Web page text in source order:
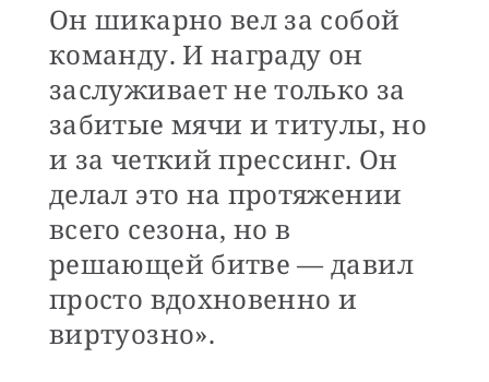
Он шикарно вел за собой
команду. И награду он
заслуживает не только за
забитые мячи и титулы, но
и за четкий прессинг. Он
делал это на протяжении
всего сезона, но в
решающей битве — давил
просто вдохновенно и
виртуозно».